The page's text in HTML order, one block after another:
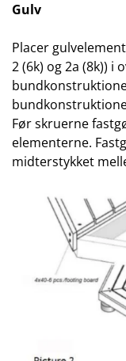
Gulv
Placer
2 (6k) og 2a (8k)) i
Før skruerne
elementerne.
midterstykket